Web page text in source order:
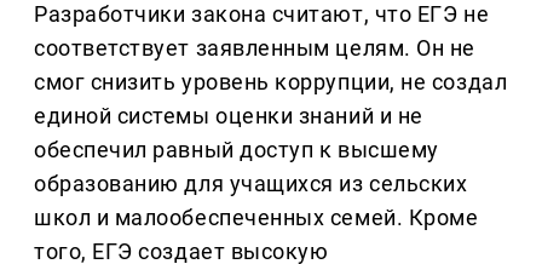
Разработчики закона считают, что ЕГЭ не
соответствует заявленным целям. Он не
смог снизить уровень коррупции, не создал
единой системы оценки знаний и не
обеспечил равный доступ к высшему
образованию для учащихся из сельских
школ и малообеспеченных семей. Кроме
того, ЕГЭ создает высокую